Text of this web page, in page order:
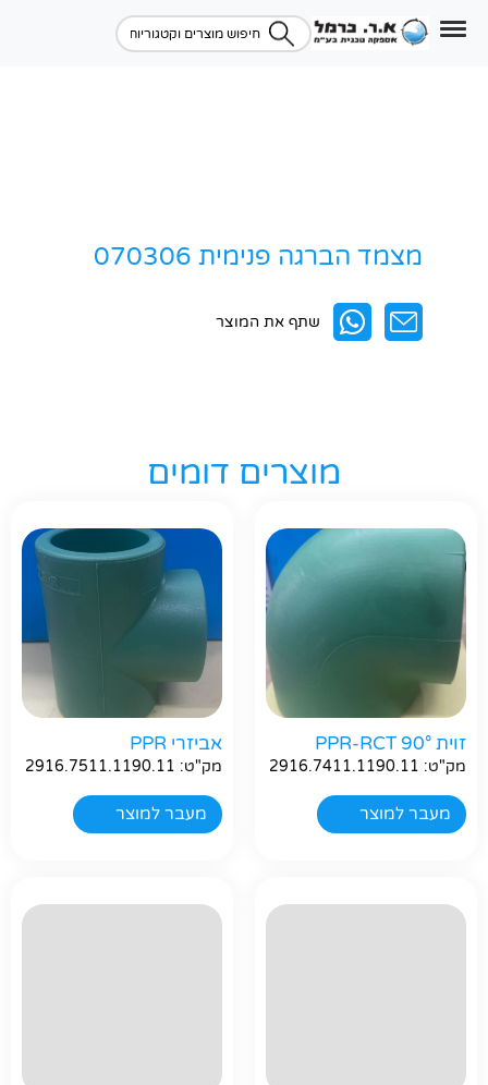
מצמד הברגה פנימית 070306
שתף את המוצר
מוצרים דומים
זוית 90° PPR-RCT
מק"ט: 2916.7411.1190.11
מעבר למוצר
אביזרי PPR
מק"ט: 2916.7511.1190.11
מעבר למוצר